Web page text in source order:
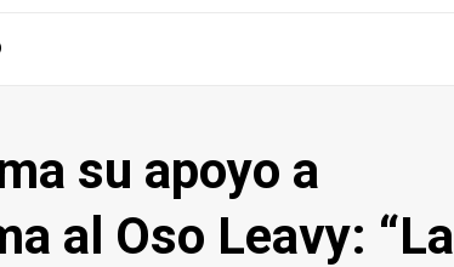
su apoyo a
al Oso Leavy: “La